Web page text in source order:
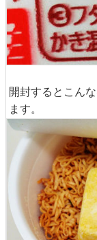
開封するとこん
ます。